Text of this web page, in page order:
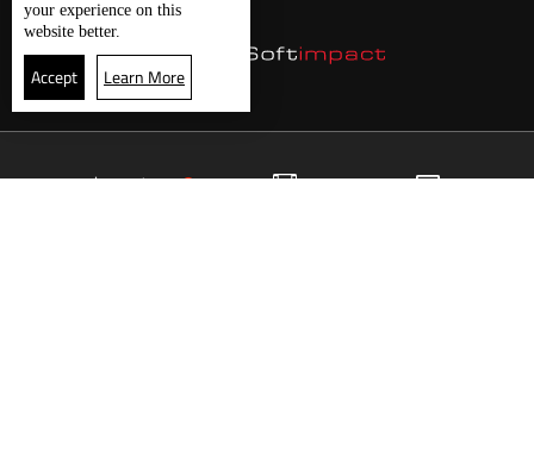
25
your experience on this
website better.
Accept Learn More
موقع البرامج الجدول البث المباشر